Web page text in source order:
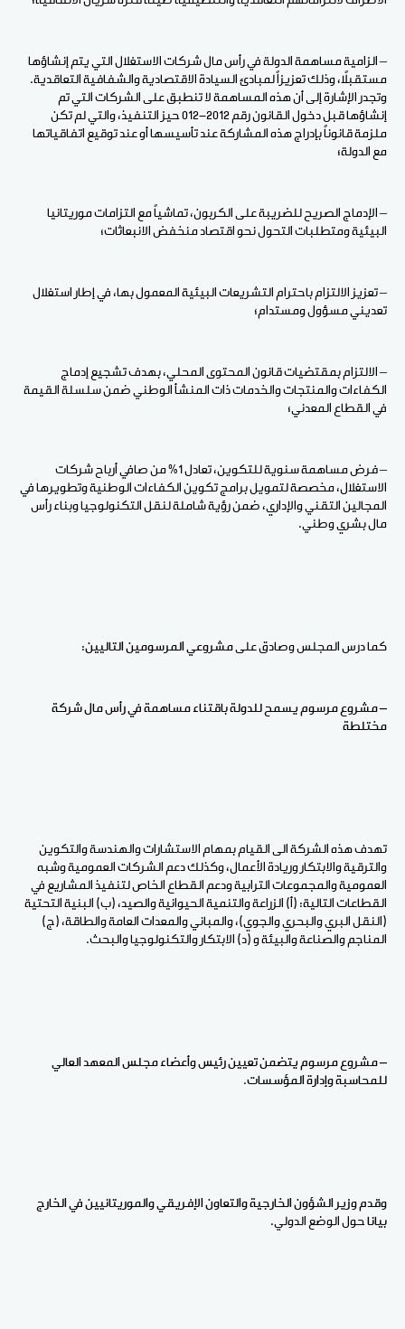
– الزامية مساهمة الدولة في رأس مال شركات الاستغلال التي يتم إنشاؤها
مستقبلاً، وذلك تعزيزاً لمبادئ السيادة الاقتصادية والشفافية التعاقدية.
وتجدر الإشارة إلى أن هذه المساهمة لا تنطبق على الشركات التي تم
إنشاؤها قبل دخول القانون رقم 2012-012 حيز التنفيذ، والتي لم تكن
ملزمة قانوناً بإدراج هذه المشاركة عند تأسيسها أو عند توقيع اتفاقياتها
مع الدولة؛
– الإدماج الصريح للضريبة على الكربون، تماشياً مع التزامات موريتانيا
البيئية ومتطلبات التحول نحو اقتصاد منخفض الانبعاثات؛
– تعزيز الالتزام باحترام التشريعات البيئية المعمول بها، في إطار استغلال
تعديني مسؤول ومستدام؛
– الالتزام بمقتضيات قانون المحتوى المحلي، بهدف تشجيع إدماج
الكفاءات والمنتجات والخدمات ذات المنشأ الوطني ضمن سلسلة القيمة
في القطاع المعدني؛
– فرض مساهمة سنوية للتكوين، تعادل 1٪ من صافي أرباح شركات
الاستغلال، مخصصة لتمويل برامج تكوين الكفاءات الوطنية وتطويرها في
المجالين التقني والإداري، ضمن رؤية شاملة لنقل التكنولوجيا وبناء رأس
مال بشري وطني.
كما درس المجلس وصادق علىمشروعي المرسومين التاليين:
– مشروع مرسوم يسمح للدولة باقتناء مساهمة في رأس مال شركة
مختلطة
تهدف هذه الشركة الى القيام بمهام الاستشارات والهندسة والتكوين
والترقية والابتكار وريادة الأعمال، وكذلك دعم الشركات العمومية وشبه
العمومية والمجموعات الترابية ودعم القطاع الخاص لتنفيذ المشاريع في
القطاعات التالية: (أ) الزراعة والتنمية الحيوانية والصيد، (ب) البنية التحتية
(النقل البري والبحري والجوي)، والمباني والمعدات العامة والطاقة، (ج)
المناجم والصناعة والبيئة و (د) الابتكار والتكنولوجيا والبحث.
– مشروع مرسوم يتضمن تعيين رئيس وأعضاء مجلس المعهد العالي
للمحاسبة وإدارة المؤسسات.
وقدم وزير الشؤون الخارجية والتعاون الإفريقي والموريتانيين في الخارج
بياناحول الوضع الدولي.